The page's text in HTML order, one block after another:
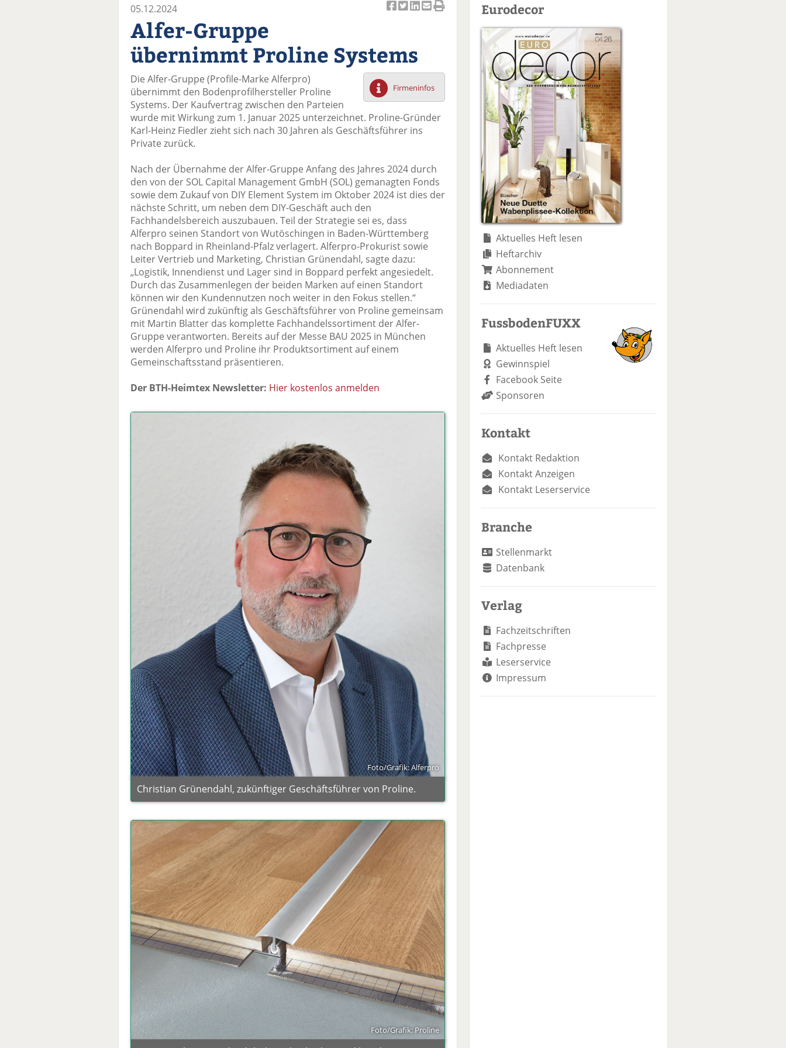
el
a
uf
F
e
b
k
te
il
n
el
t
wi
tt
n
el
a
uf
Li
k
e
te
il
e
p
er
E
ai
l
se
n
d
D
ru
ck
n
05.12.2024
Alfer-Gruppe
übernimmt Proline Systems
Firmeninfos
Die Alfer-Gruppe (Profile-Marke Alferpro)
übernimmt den Bodenprofilhersteller Proline
Systems. Der Kaufvertrag zwischen den Parteien
wurde mit Wirkung zum 1. Januar 2025 unterzeichnet. Proline-Gründer
Karl-Heinz Fiedler zieht sich nach 30 Jahren als Geschäftsführer ins
Private zurück.
Nach der Übernahme der Alfer-Gruppe Anfang des Jahres 2024 durch
den von der SOL Capital Management GmbH (SOL) gemanagten Fonds
sowie dem Zukauf von DIY Element System im Oktober 2024 ist dies der
nächste Schritt, um neben dem DIY-Geschäft auch den
Fachhandelsbereich auszubauen. Teil der Strategie sei es, dass
Alferpro seinen Standort von Wutöschingen in Baden-Württemberg
nach Boppard in Rheinland-Pfalz verlagert. Alferpro-Prokurist sowie
Leiter Vertrieb und Marketing, Christian Grünendahl, sagte dazu:
„Logistik, Innendienst und Lager sind in Boppard perfekt angesiedelt.
Durch das Zusammenlegen der beiden Marken auf einen Standort
können wir den Kundennutzen noch weiter in den Fokus stellen.“
Grünendahl wird zukünftig als Geschäftsführer von Proline gemeinsam
mit Martin Blatter das komplette Fachhandelssortiment der Alfer-
Gruppe verantworten. Bereits auf der Messe BAU 2025 in München
werden Alferpro und Proline ihr Produktsortiment auf einem
Gemeinschaftsstand präsentieren.
Der BTH-Heimtex Newsletter: Hier kostenlos anmelden
Foto/Grafik: Alferpro
Christian Grünendahl, zukünftiger Geschäftsführer von Proline.
Foto/Grafik: Proline
Eurodecor
Aktuelles Heft lesen
Heftarchiv
Abonnement
Mediadaten
FussbodenFUXX
Aktuelles Heft lesen
Gewinnspiel
Facebook Seite
Sponsoren
Kontakt
Kontakt Redaktion
Kontakt Anzeigen
Kontakt Leserservice
Branche
Stellenmarkt
Datenbank
Verlag
Fachzeitschriften
Fachpresse
Leserservice
Impressum